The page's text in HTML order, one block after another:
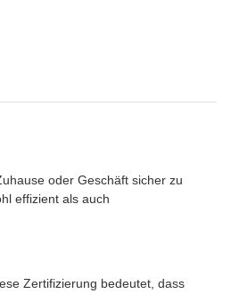
oder Geschäft sicher zu
effizient als auch
Zertifizierung bedeutet, dass